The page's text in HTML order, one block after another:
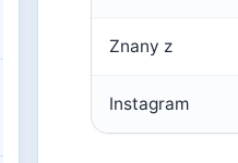
Znany z
Instagram